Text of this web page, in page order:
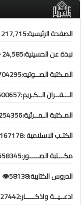
الصفحة الرئيسية:217,715 👁️
نبذة عن الحسينية:24,585 👁️
المـكتبة الصــوتيه:7704295👁️
الـــقــران الــكـريم:500657👁️
المـكتبة الـمــرئية:1254356👁️
الكتـب الاسلامية :167178👁️
مكـــتبة الصـــــور:1658345👁️
الدروس الكتابية:58138👁️
ادعــيــة واذكـــــار:227442👁️